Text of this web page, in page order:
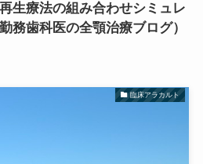
生療法の組み合わせシミュレ
務歯科医の全顎治療ブログ）
臨床アラカルト